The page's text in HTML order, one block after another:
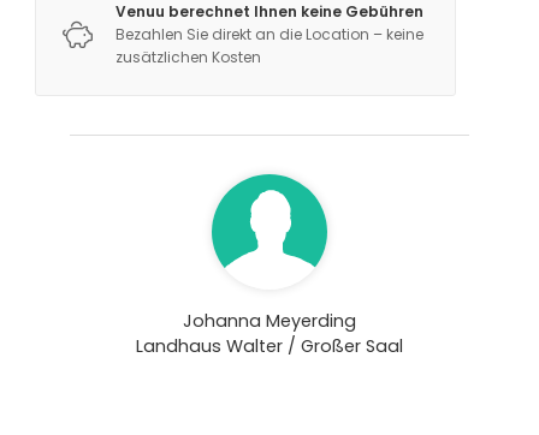
Die Buchung beinhaltet bereits ein professionelles
Servicepersonal sowie ein All-Inclusive-Paket für ein
Garderobe, einen Backstage-Bereich und ist mit LKW
Venuu berechnet Ihnen keine Gebühren
Bezahlen Sie direkt an die Location – keine
zusätzlichen Kosten
Johanna Meyerding
Landhaus Walter / Großer Saal